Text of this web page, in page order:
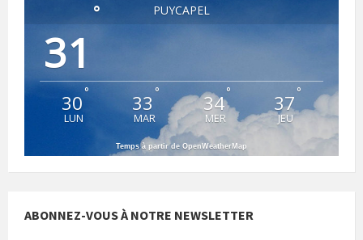
PUYCAPEL
31
°
30°
LUN
33 °
MAR
34°
MER
37 °
JEU
Temps à partir de OpenWeatherMap
ABONNEZ-VOUS À NOTRE NEWSLETTER